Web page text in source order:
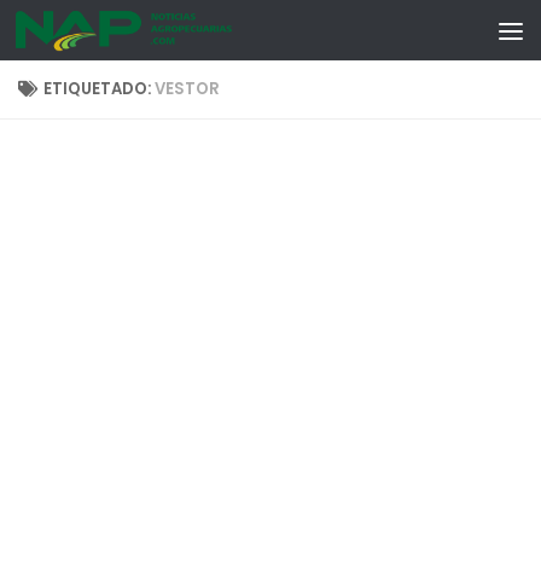
Skip to content
ETIQUETADO:VESTOR